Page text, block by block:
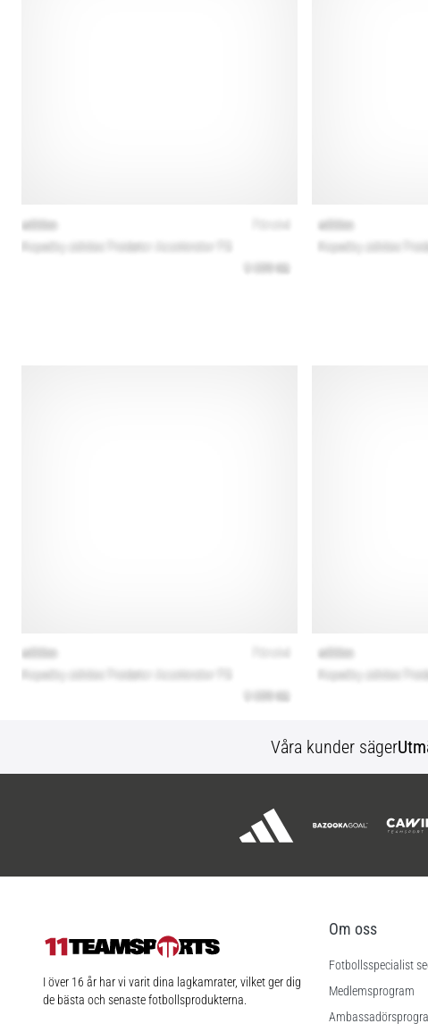
Våra kunder säger
11teamsports.se
I över 16 år har vi varit dina lagkamrater, vilket ger dig
de bästa och senaste fotbollsprodukterna.
Om oss
Fotbollsspecialist
Medlemsprogram